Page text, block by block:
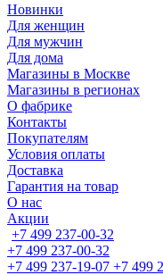
Новинки
Для женщин
Для мужчин
Для дома
Магазины в Москве
Магазины в регионах
О фабрике
Контакты
Покупателям
Условия оплаты
Доставка
Гарантия на товар
О нас
Акции
+7 499 237-00-32
+7 499 237-00-32
+7 499 237-19-07 +7 499